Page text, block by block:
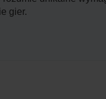
gier.